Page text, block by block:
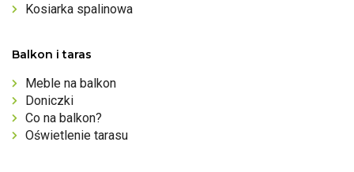
Kosiarka spalinowa
Balkon i taras
Meble na balkon
Doniczki
Co na balkon?
Oświetlenie tarasu